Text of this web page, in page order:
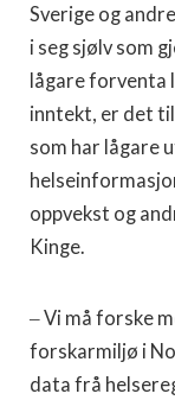
Sverige og
i seg sjølv som
lågare forventa
inntekt, er det
som har lågare
oppvekst og
Kinge.
‒ Vi må forske
forskarmiljø i
data frå